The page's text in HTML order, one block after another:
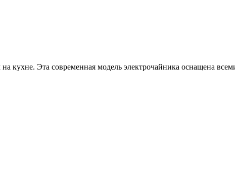
кухне. Эта современная модель электрочайника оснащена